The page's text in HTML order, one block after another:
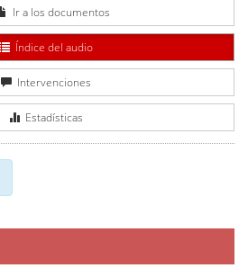
Ir a los documentos
Índice del audio
Intervenciones
Estadísticas